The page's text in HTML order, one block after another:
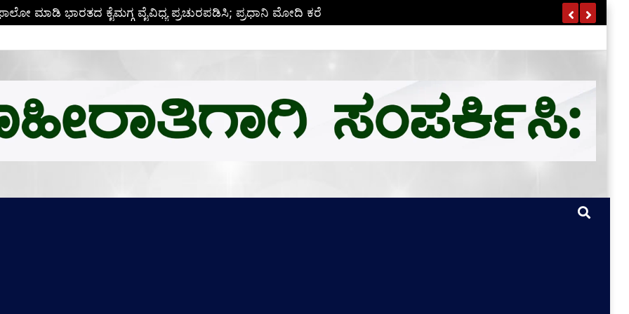
ಚಿನ್ನದ ಪದಕದ ಗರಿ: ಉನ್ನತ ಸಂಶೋಧನೆಗೆ ಅಮೆರಿಕಕ್ಕೆ ಪಯಣ